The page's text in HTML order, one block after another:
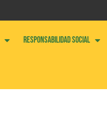
RESPONSABILIDAD SOCIAL